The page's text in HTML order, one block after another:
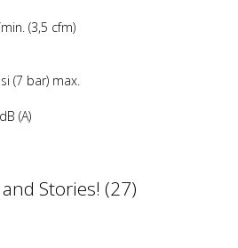
(3,5 cfm)
(7 bar) max.
(A)
Stories! (27)